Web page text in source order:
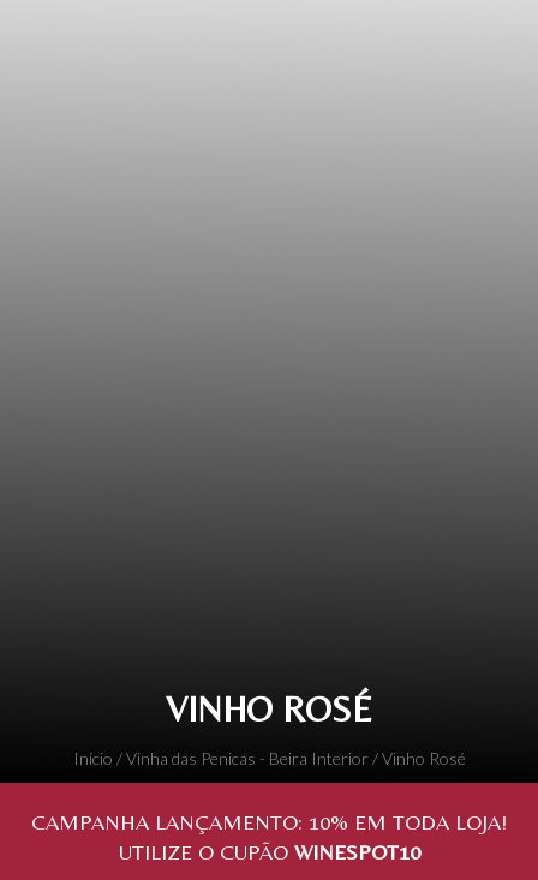
VINHO ROSÉ
Início /Vinha das Penicas - Beira Interior / Vinho Rosé
CAMPANHA LANÇAMENTO: 10% EM TODA LOJA!
UTILIZE O CUPÃO WINESPOT10